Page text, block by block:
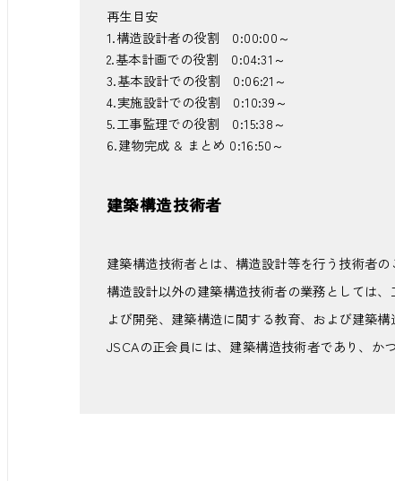
再生目安
1.構造設計者の役割 0:00:00～
2.基本計画での役割 0:04:31～
3.基本設計での役割 0:06:21～
4.実施設計での役割 0:10:39～
5.工事監理での役割 0:15:38～
6.建物完成 & まとめ 0:16:50～
建築構造技術者
建築構造技術者とは、構造設計等を行う技術者の
構造設計以外の建築構造技術者の業務としては
よび開発、建築構造に関する教育、および建築
JSCAの正会員には、建築構造技術者であり、か